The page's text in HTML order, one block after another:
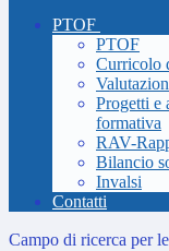
PTOF
PTOF
Curricolo
Progetti e
formativa
RAV-
Bilancio
Invalsi
Contatti
Campo di ricerca per